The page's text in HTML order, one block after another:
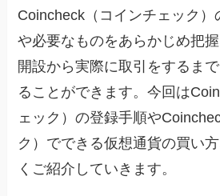
Coincheck（コインチェック）
や必要なものをあらかじめ把
開設から実際に取引をするま
ることができます。今回は
ェック）の登録手順や
ク）でできる仮想通貨の買い
くご紹介していきます。